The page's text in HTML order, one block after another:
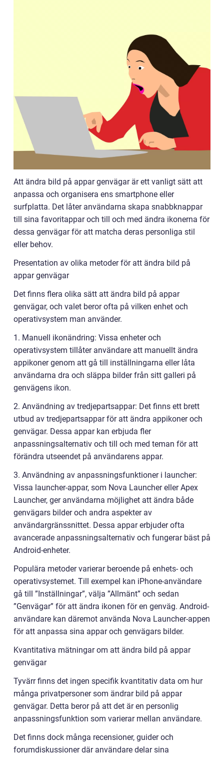
Att ändra bild på appar genvägar är ett vanligt sätt att
anpassa och organisera ens smartphone eller
surfplatta. Det låter användarna skapa snabbknappar
till sina favoritappar och till och med ändra ikonerna för
dessa genvägar för att matcha deras personliga stil
eller behov.
Presentation av olika metoder för att ändra bild på
appar genvägar
Det finns flera olika sätt att ändra bild på appar
genvägar, och valet beror ofta på vilken enhet och
operativsystem man använder.
1. Manuell ikonändring: Vissa enheter och
operativsystem tillåter användare att manuellt ändra
appikoner genom att gå till inställningarna eller låta
användarna dra och släppa bilder från sitt galleri på
genvägens ikon.
2. Användning av tredjepartsappar: Det finns ett brett
utbud av tredjepartsappar för att ändra appikoner och
genvägar. Dessa appar kan erbjuda fler
anpassningsalternativ och till och med teman för att
förändra utseendet på användarens appar.
3. Användning av anpassningsfunktioner i launcher:
Vissa launcher-appar, som Nova Launcher eller Apex
Launcher, ger användarna möjlighet att ändra både
genvägars bilder och andra aspekter av
användargränssnittet. Dessa appar erbjuder ofta
avancerade anpassningsalternativ och fungerar bäst på
Android-enheter.
Populära metoder varierar beroende på enhets- och
operativsystemet. Till exempel kan iPhone-användare
gå till ”Inställningar”, välja ”Allmänt” och sedan
”Genvägar” för att ändra ikonen för en genväg. Android-
användare kan däremot använda Nova Launcher-appen
för att anpassa sina appar och genvägars bilder.
Kvantitativa mätningar om att ändra bild på appar
genvägar
Tyvärr finns det ingen specifik kvantitativ data om hur
många privatpersoner som ändrar bild på appar
genvägar. Detta beror på att det är en personlig
anpassningsfunktion som varierar mellan användare.
Det finns dock många recensioner, guider och
forumdiskussioner där användare delar sina